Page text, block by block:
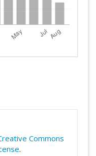
Commons
.